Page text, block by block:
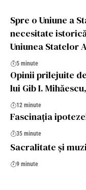
Spre o Uniune a
necesitate
Uniunea Statelor
5 minute
Opinii prilejuite
lui Gib I.
12 minute
Fascinația
35 minute
Sacralitate şi
9 minute